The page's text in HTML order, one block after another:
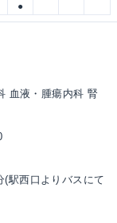
●
血液・腫瘍内科 腎
駅西口よりバスにて